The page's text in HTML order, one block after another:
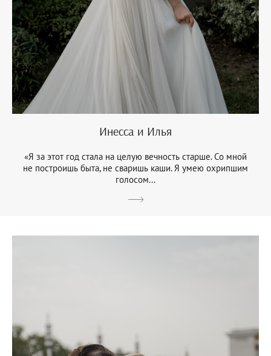
Инесса и Илья
«Я за этот год стала на целую вечность старше. Со мной
не построишь быта, не сваришь каши. Я умею охрипшим
голосом...